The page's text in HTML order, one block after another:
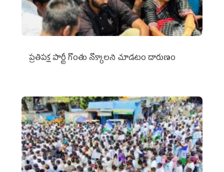
ప్రతిపక్ష పార్టీ గొంతు నొక్కాలని చూడటం దారుణం